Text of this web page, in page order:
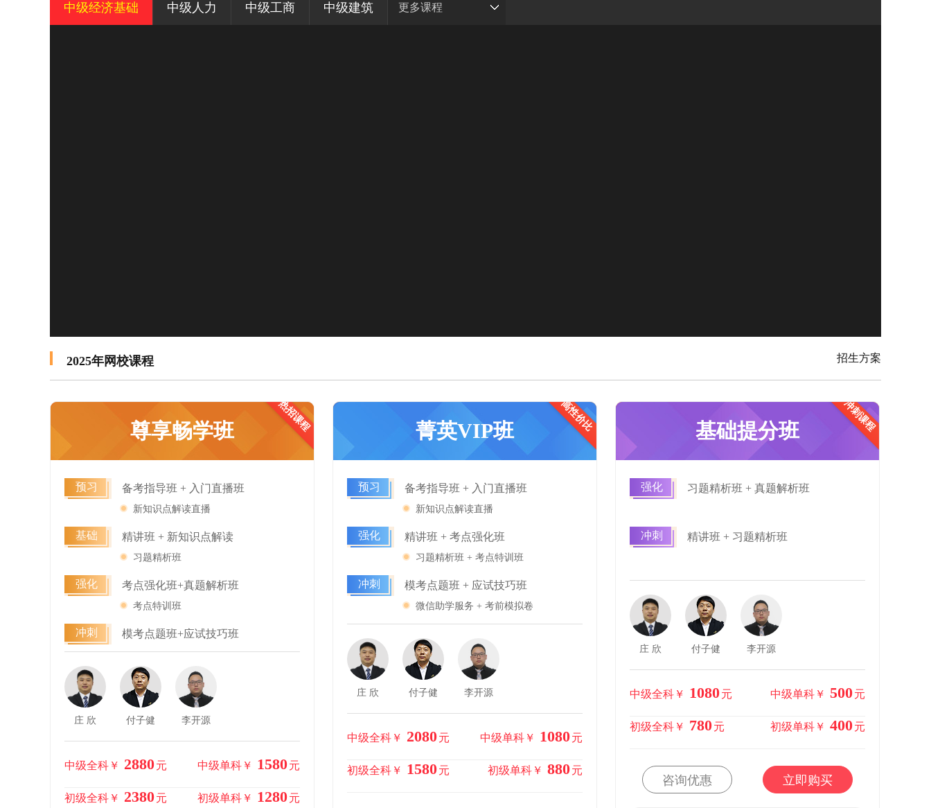
中级经济基础 中级人力 中级工商 中级建筑 更多课程
2025年网校课程 招生方案
热招课程
适合0基础需要1v1指导的学员
尊享畅学班
预习 备考指导班 + 入门直播班
新知识点解读直播
基础 精讲班 + 新知识点解读
习题精析班
强化 考点强化班+真题解析班
考点特训班
冲刺 模考点题班+应试技巧班
庄 欣 付子健 李开源
中级全科￥ 2880元 中级单科￥ 1580元
初级全科￥ 2380元 初级单科￥ 1280元
高性价比
适合基础薄弱需要督学的学员
菁英VIP班
预习 备考指导班 + 入门直播班
新知识点解读直播
强化 精讲班 + 考点强化班
习题精析班 + 考点特训班
冲刺 模考点题班 + 应试技巧班
微信助学服务 + 考前模拟卷
庄 欣 付子健 李开源
中级全科￥ 2080元 中级单科￥ 1080元
初级全科￥ 1580元 初级单科￥ 880元
冲刺课程
适合有基础，需要提分的学员
基础提分班
强化 习题精析班 + 真题解析班
冲刺 精讲班 + 习题精析班
庄 欣 付子健 李开源
中级全科￥ 1080元 中级单科￥ 500元
初级全科￥ 780元 初级单科￥ 400元
咨询优惠 立即购买